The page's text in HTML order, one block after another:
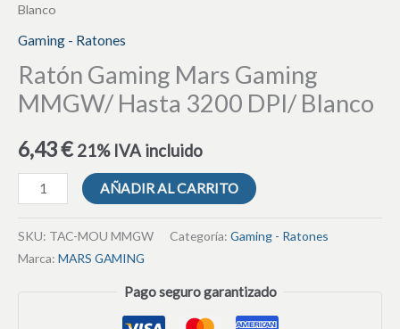
Blanco
Gaming - Ratones
Ratón Gaming Mars Gaming
MMGW/ Hasta 3200 DPI/ Blanco
6,43€ 21% IVA incluido
AÑADIR AL CARRITO
SKU: TAC-MOU MMGW Categoría: Gaming - Ratones
Marca: MARS GAMING
Pago seguro garantizado